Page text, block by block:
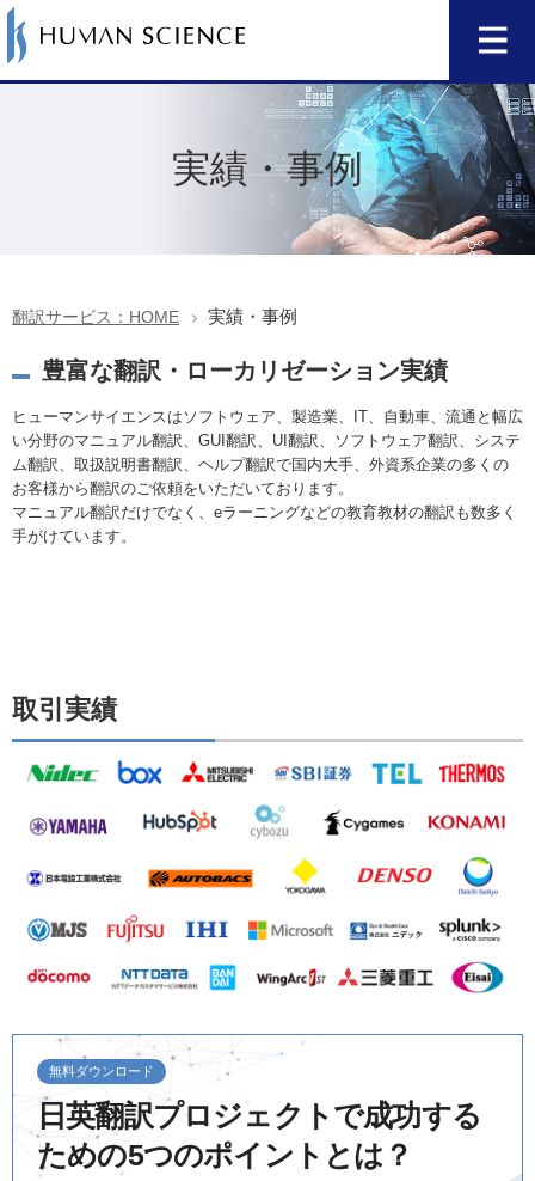
実績・事例
翻訳サービス：HOME 実績・事例
豊富な翻訳・ローカリゼーション実績
ヒューマンサイエンスはソフトウェア、製造業、IT、自動車、流通と幅広
い分野のマニュアル翻訳、GUI翻訳、UI翻訳、ソフトウェア翻訳、システ
ム翻訳、取扱説明書翻訳、ヘルプ翻訳で国内大手、外資系企業の多くの
お客様から翻訳のご依頼をいただいております。
マニュアル翻訳だけでなく、eラーニングなどの教育教材の翻訳も数多く
手がけています。
取引実績
無料ダウンロード
日英翻訳プロジェクトで成功する
ための5つのポイントとは？